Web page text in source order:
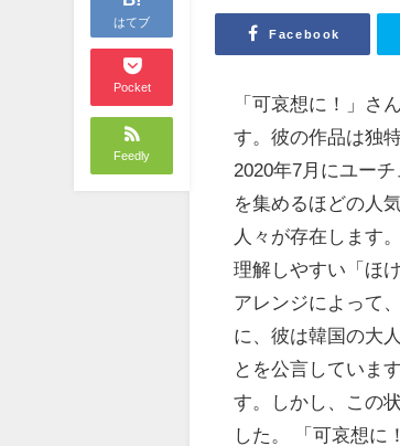
はてブ
Pocket
Feedly
Facebook
「可哀想に！」さ
す。彼の作品は独
2020年7月にユー
を集めるほどの人
人々が存在します
理解しやすい「ほ
アレンジによって
に、彼は韓国の大
とを公言していま
す。しかし、この
した。 「可哀想に